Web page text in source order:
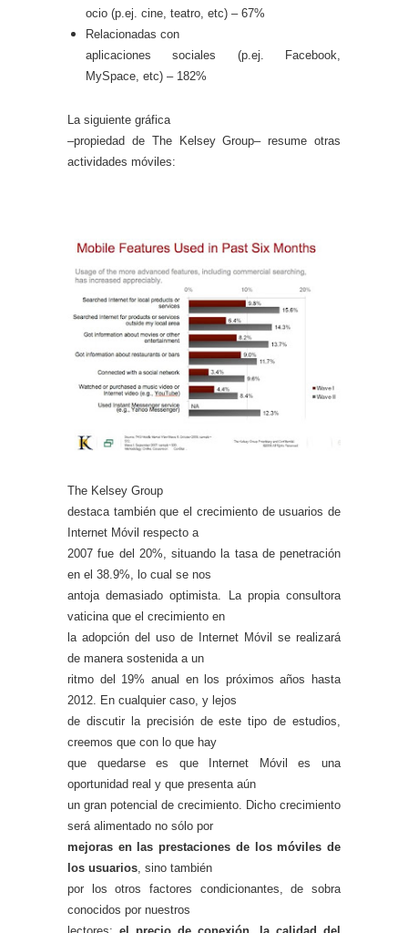
ocio (p.ej. cine, teatro, etc) – 67%
Relacionadas con
aplicaciones sociales (p.ej. Facebook,
MySpace, etc) – 182%
La siguiente gráfica
–propiedad de The Kelsey Group– resume otras
actividades móviles:
The Kelsey Group
destaca también que el crecimiento de usuarios de
Internet Móvil respecto a
2007 fue del 20%, situando la tasa de penetración
en el 38.9%, lo cual se nos
antoja demasiado optimista. La propia consultora
vaticina que el crecimiento en
la adopción del uso de Internet Móvil se realizará
de manera sostenida a un
ritmo del 19% anual en los próximos años hasta
2012. En cualquier caso, y lejos
de discutir la precisión de este tipo de estudios,
creemos que con lo que hay
que quedarse es que Internet Móvil es una
oportunidad real y que presenta aún
un gran potencial de crecimiento. Dicho crecimiento
será alimentado no sólo por
mejoras en las prestaciones de los móviles de
los usuarios, sino también
por los otros factores condicionantes, de sobra
conocidos por nuestros